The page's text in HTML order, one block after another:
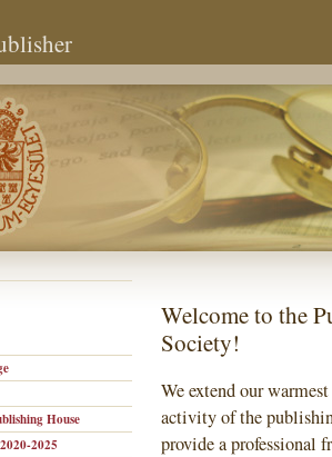
House
2025
Welcome to the
Society!
We extend our
activity of the
provide a professional